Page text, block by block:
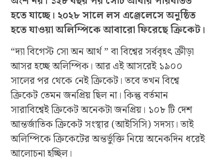
হতে যাচ্ছে। ২০২৮ সালে লস এঞ্জেলেসে অনুষ্ঠিত
হতে যাওয়া অলিম্পিকে আবারো ফিরেছে ক্রিকেট।
“দ্যা বিগেস্ট সো অন আর্থ ” বা বিশ্বের সর্ববৃহৎ ক্রীড়া
আসর হচ্ছে অলিম্পিক। আর এই আসরেই ১৯০০
সালের পর থেকে নেই ক্রিকেট। তবে তখন বিশ্বে
ক্রিকেট তেমন জনপ্রিয় ছিল না। কিন্তু বর্তমান
সারাবিশ্বেই ক্রিকেট অনেকটা জনপ্রিয়। ১০৮ টি দেশ
আন্তর্জাতিক ক্রিকেট সংস্থার (আইসিসি) সদস্য। তাই
অলিম্পিকে ক্রিকেটের অন্তর্ভুক্তি নিয়ে অনেকদিন ধরেই
আলোচনা হচ্ছিল।